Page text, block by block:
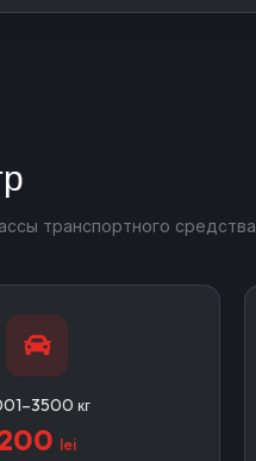
транспортного средства
кг
lei